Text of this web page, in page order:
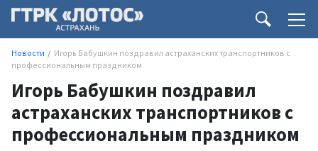
Новости
Игорь Бабушкин поздравил астраханских транспортников с
профессиональным праздником
Игорь Бабушкин поздравил
астраханских транспортников с
профессиональным праздником